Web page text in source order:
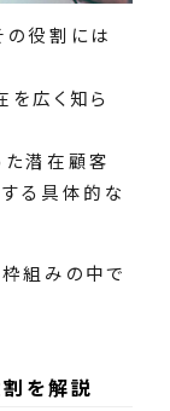
の役割には
広く知ら
た潜在顧客
る具体的な
組みの中で
を解説